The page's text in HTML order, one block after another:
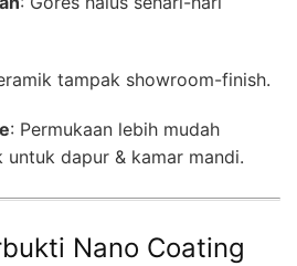
tampak showroom-finish.
: Permukaan lebih mudah
dapur & kamar mandi.
Nano Coating